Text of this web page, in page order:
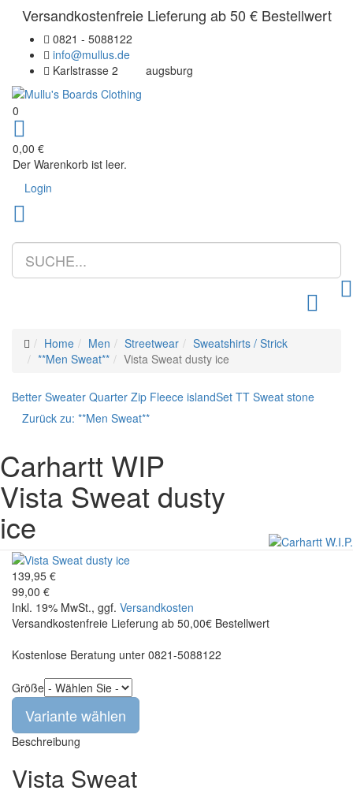
Versandkostenfreie Lieferung ab 50 € Bestellwert
0821 - 5088122
info@mullus.de
Karlstrasse 2
augsburg
0
0,00 €
Der Warenkorb ist leer.
Login
Toggle
Home Men Streetwear
Sweatshirts / Strick
**Men Sweat**
Vista Sweat dusty ice
Better Sweater Quarter Zip Fleece islandSet TT Sweat stone
Zurück zu: **Men Sweat**
Carhartt WIP
Vista Sweat dusty
ice
139,95 €
99,00 €
Inkl. 19% MwSt., ggf. Versandkosten
Versandkostenfreie Lieferung ab 50,00€ Bestellwert
Kostenlose Beratung unter 0821-5088122
Größe
Beschreibung
Vista Sweat